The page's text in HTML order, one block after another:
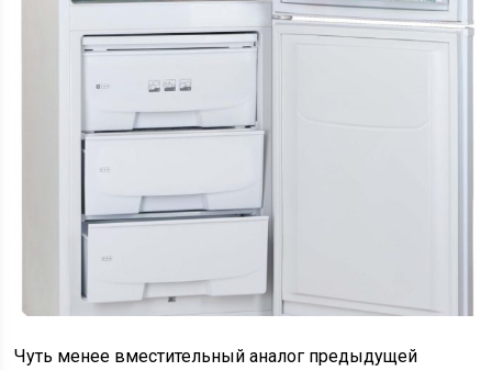
Чуть менее вместительный аналог предыдущей